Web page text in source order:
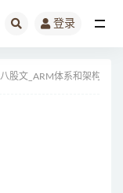
登录
八股文_ARM体系和架构